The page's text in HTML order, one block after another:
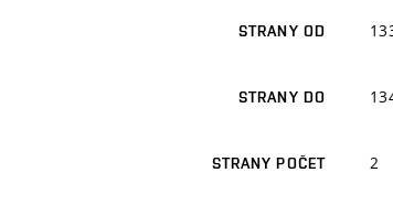
STRANY OD
STRANY DO
STRANY POČET 2